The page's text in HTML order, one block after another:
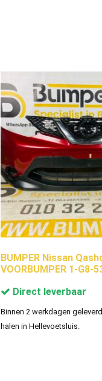
BUMPER Nissan
VOORBUMPER 1-G8-
Direct leverbaar
Binnen 2 werkdagen
halen in Hellevoetsluis.